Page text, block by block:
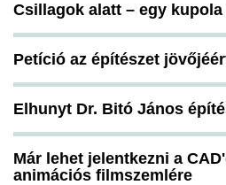
Csillagok alatt – egy kupola
Petíció az építészet
Elhunyt Dr. Bitó János
Már lehet jelentkezni a
animációs filmszemlére